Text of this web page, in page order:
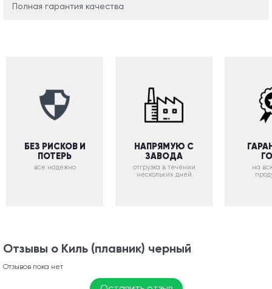
Полная гарантия качества
БЕЗ РИСКОВ И
ПОТЕРЬ
все надежно
НАПРЯМУЮ С
ЗАВОДА
отгрузка в течении
нескольких дней
на
Отзывы о Киль (плавник) черный
Отзывов пока нет